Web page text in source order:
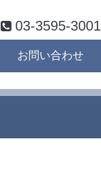
03-3595-3001
お問い合わせ